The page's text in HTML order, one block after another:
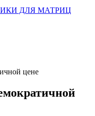
ДЛЯ МАТРИЦ
цене